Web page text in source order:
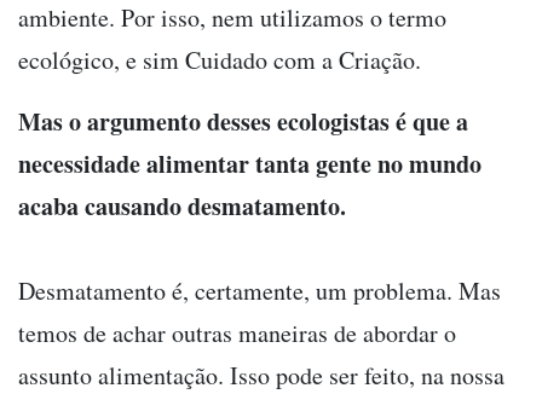
ambiente. Por isso, nem utilizamos o termo
ecológico, e sim Cuidado com a Criação.
Mas o argumento desses ecologistas é que a
necessidade alimentar tanta gente no mundo
acaba causando desmatamento.
Desmatamento é, certamente, um problema. Mas
temos de achar outras maneiras de abordar o
assunto alimentação. Isso pode ser feito, na nossa